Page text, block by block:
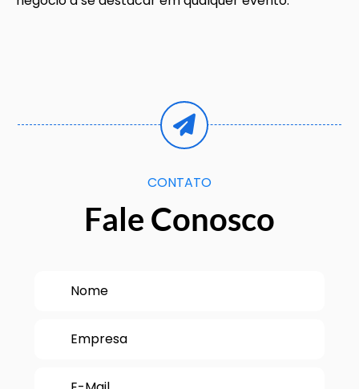
CONTATO
Fale Conosco